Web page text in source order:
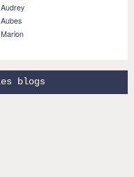
Audrey
Aubes
Marion
blogs